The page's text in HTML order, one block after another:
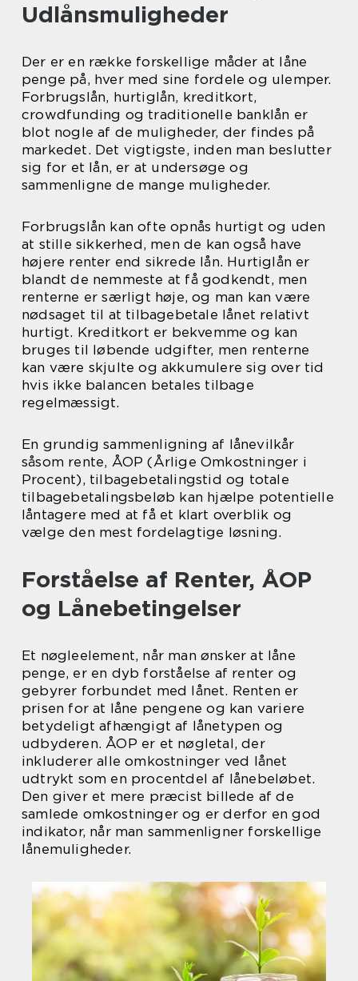
Udlånsmuligheder
Der er en række forskellige måder at låne
penge på, hver med sine fordele og ulemper.
Forbrugslån, hurtiglån, kreditkort,
crowdfunding og traditionelle banklån er
blot nogle af de muligheder, der findes på
markedet. Det vigtigste, inden man beslutter
sig for et lån, er at undersøge og
sammenligne de mange muligheder.
Forbrugslån kan ofte opnås hurtigt og uden
at stille sikkerhed, men de kan også have
højere renter end sikrede lån. Hurtiglån er
blandt de nemmeste at få godkendt, men
renterne er særligt høje, og man kan være
nødsaget til at tilbagebetale lånet relativt
hurtigt. Kreditkort er bekvemme og kan
bruges til løbende udgifter, men renterne
kan være skjulte og akkumulere sig over tid
hvis ikke balancen betales tilbage
regelmæssigt.
En grundig sammenligning af lånevilkår
såsom rente, ÅOP (Årlige Omkostninger i
Procent), tilbagebetalingstid og totale
tilbagebetalingsbeløb kan hjælpe potentielle
låntagere med at få et klart overblik og
vælge den mest fordelagtige løsning.
Forståelse af Renter, ÅOP
og Lånebetingelser
Et nøgleelement, når man ønsker at låne
penge, er en dyb forståelse af renter og
gebyrer forbundet med lånet. Renten er
prisen for at låne pengene og kan variere
betydeligt afhængigt af lånetypen og
udbyderen. ÅOP er et nøgletal, der
inkluderer alle omkostninger ved lånet
udtrykt som en procentdel af lånebeløbet.
Den giver et mere præcist billede af de
samlede omkostninger og er derfor en god
indikator, når man sammenligner forskellige
lånemuligheder.